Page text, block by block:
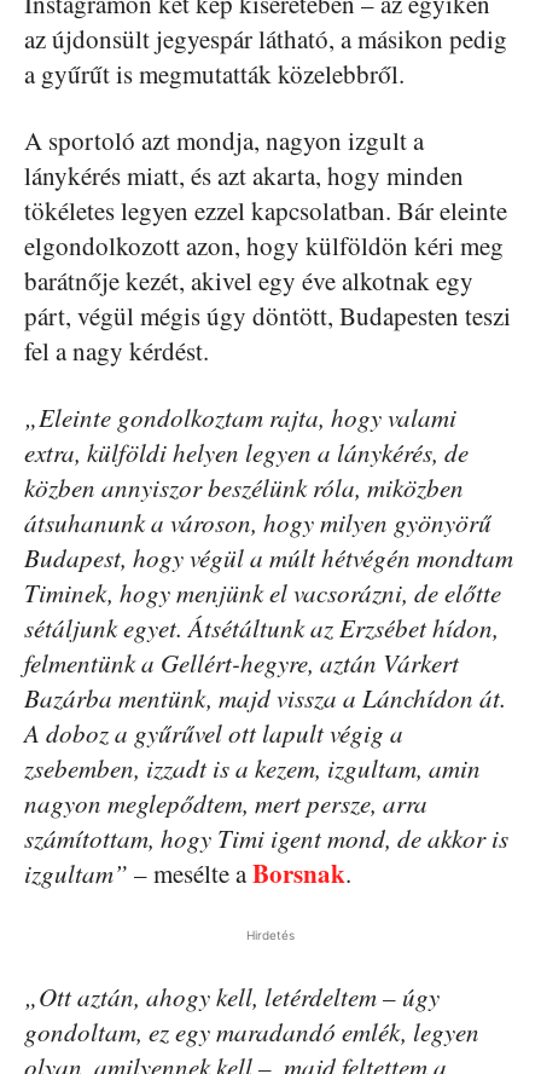
az újdonsült jegyespár látható, a másikon pedig
a gyűrűt is megmutatták közelebbről.
A sportoló azt mondja, nagyon izgult a
lánykérés miatt, és azt akarta, hogy minden
tökéletes legyen ezzel kapcsolatban. Bár eleinte
elgondolkozott azon, hogy külföldön kéri meg
barátnője kezét, akivel egy éve alkotnak egy
párt, végül mégis úgy döntött, Budapesten teszi
fel a nagy kérdést.
„Eleinte gondolkoztam rajta, hogy valami
extra, külföldi helyen legyen a lánykérés, de
közben annyiszor beszélünk róla, miközben
átsuhanunk a városon, hogy milyen gyönyörű
Budapest, hogy végül a múlt hétvégén mondtam
Timinek, hogy menjünk el vacsorázni, de előtte
sétáljunk egyet. Átsétáltunk az Erzsébet hídon,
felmentünk a Gellért-hegyre, aztán Várkert
Bazárba mentünk, majd vissza a Lánchídon át.
A doboz a gyűrűvel ott lapult végig a
zsebemben, izzadt is a kezem, izgultam, amin
nagyon meglepődtem, mert persze, arra
számítottam, hogy Timi igent mond, de akkor is
izgultam” – mesélte aBorsnak.
Hirdetés
„Ott aztán, ahogy kell, letérdeltem – úgy
gondoltam, ez egy maradandó emlék, legyen
olyan, amilyennek kell –, majd feltettem a